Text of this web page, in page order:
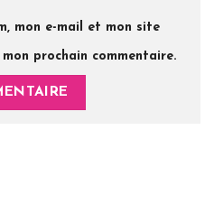
mon e-mail et mon site
prochain commentaire.